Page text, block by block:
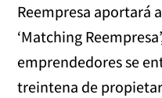
Reempresa aportará
‘Matching
emprendedores se
treintena de